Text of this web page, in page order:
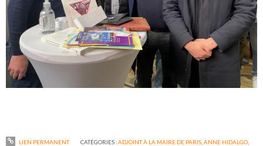
LIEN PERMANENT CATÉGORIES :ADJOINT À LA MAIRE DE PARIS, ANNE HIDALGO,